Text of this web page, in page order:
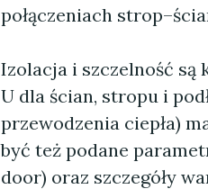
połączeniach
Izolacja i szczelność są
U dla ścian, stropu i
przewodzenia ciepła)
być też podane
door) oraz szczegóły